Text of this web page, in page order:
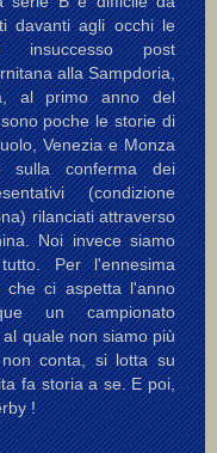
davanti agli occhi le
post
alla Sampdoria,
al primo anno del
poche le storie di
Venezia e Monza
sulla conferma dei
(condizione
rilanciati attraverso
Noi invece siamo
Per l'ennesima
che ci aspetta l'anno
un campionato
quale non siamo più
conta, si lotta su
fa storia a se. E poi,
!